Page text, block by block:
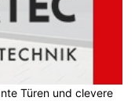
Türen und clevere